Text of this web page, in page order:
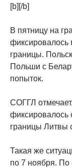
[b][/b]
В пятницу на
фиксировалось
границы.
Польши с
попыток.
СОГГЛ
фиксировалось
границы Литвы
Такая же
по 7 ноября. По